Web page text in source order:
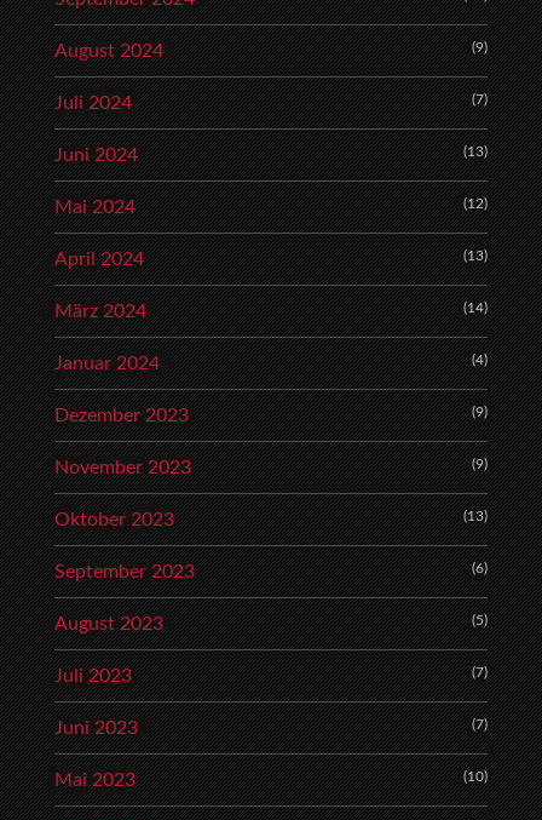
August 2024 (9)
Juli 2024 (7)
Juni 2024 (13)
Mai 2024 (12)
April 2024 (13)
März 2024 (14)
Januar 2024 (4)
Dezember 2023 (9)
November 2023 (9)
Oktober 2023 (13)
September 2023 (6)
August 2023 (5)
Juli 2023 (7)
Juni 2023 (7)
Mai 2023 (10)